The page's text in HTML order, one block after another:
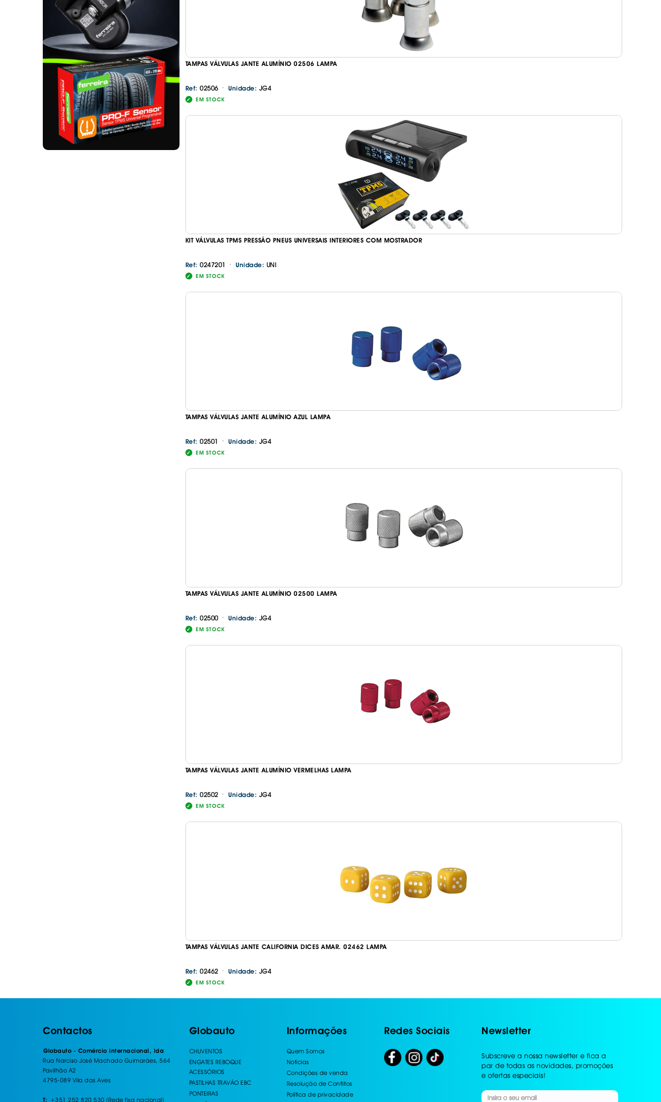
. SEGURANÇA DE CARGA
. SUPORTE BICICLETAS
. TAMPÕES JANTES
. TAPETES ORIGINAIS BORRACHA
MALA
. TAPETES UNIVERSAIS ALCATIFA
. TAPETES UNIVERSAIS ALCATIFA
MALA
. TAPETES UNIVERSAIS BORRACHA
. TAPETES UNIVERSAIS BORRACHA
MALA
TAMPAS VÁLVULAS JANTE ALUMÍNIO 02506 LAMPA
Ref: 02506 · Unidade: JG4
EM STOCK
KIT VÁLVULAS TPMS PRESSÃO PNEUS UNIVERSAIS INTERIORES COM MOSTRADOR
Ref: 0247201 · Unidade: UNI
EM STOCK
TAMPAS VÁLVULAS JANTE ALUMÍNIO AZUL LAMPA
Ref: 02501 · Unidade: JG4
EM STOCK
TAMPAS VÁLVULAS JANTE ALUMÍNIO 02500 LAMPA
Ref: 02500 · Unidade: JG4
EM STOCK
TAMPAS VÁLVULAS JANTE ALUMÍNIO VERMELHAS LAMPA
Ref: 02502 · Unidade: JG4
EM STOCK
TAMPAS VÁLVULAS JANTE CALIFORNIA DICES AMAR. 02462 LAMPA
Ref: 02462 · Unidade: JG4
EM STOCK
Contactos
Globauto - Comércio internacional, lda
Rua Narciso José Machado Guimarães, 564
Pavilhão A2
4795-089 Vila das Aves
T: +351 252 820 530 (Rede fixa nacional)
Globauto
CHUVENTOS
ENGATES REBOQUE
ACESSÓRIOS
PASTILHAS TRAVÃO EBC
PONTEIRAS
Informações
Quem Somos
Notícias
Condições de venda
Resolução de Conflitos
Política de privacidade
Redes Sociais Newsletter
Subscreve a nossa newsletter e fica a
par de todas as novidades, promoções
e ofertas especiais!